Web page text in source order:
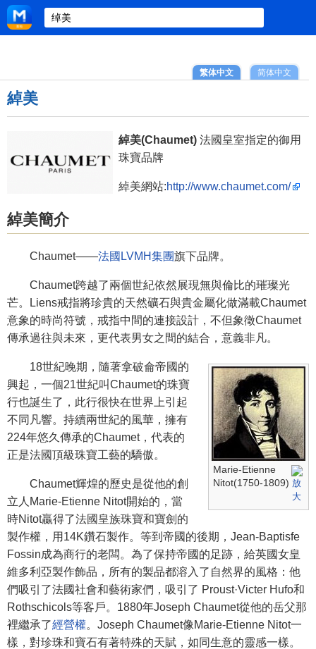
简体中文
繁体中文
綽美
綽美(Chaumet) 法國皇室指定的御用
珠寶品牌
綽美網站:http://www.chaumet.com/
綽美簡介
Chaumet——法國LVMH集團旗下品牌。
Chaumet跨越了兩個世紀依然展現無與倫比的璀璨光
芒。Liens戒指將珍貴的天然礦石與貴金屬化做滿載Chaumet
意象的時尚符號，戒指中間的連接設計，不但象徵Chaumet
傳承過往與未來，更代表男女之間的結合，意義非凡。
Marie-Etienne
Nitot(1750-1809)
18世紀晚期，隨著拿破侖帝國的
興起，一個21世紀叫Chaumet的珠寶
行也誕生了，此行很快在世界上引起
不同凡響。持續兩世紀的風華，擁有
224年悠久傳承的Chaumet，代表的
正是法國頂級珠寶工藝的驕傲。
Chaumet輝煌的歷史是從他的創
立人Marie-Etienne Nitot開始的，當
時Nitot贏得了法國皇族珠寶和寶劍的
製作權，用14K鑽石製作。等到帝國的後期，Jean-Baptisfe
Fossin成為商行的老闆。為了保持帝國的足跡，給英國女皇
維多利亞製作飾品，所有的製品都溶入了自然界的風格：他
們吸引了法國社會和藝術家們，吸引了 Proust·Victer Hufo和
Rothschicols等客戶。1880年Joseph Chaumet從他的岳父那
裡繼承了經營權。Joseph Chaumet像Marie-Etienne Nitot一
樣，對珍珠和寶石有著特殊的天賦，如同生意的靈感一樣。